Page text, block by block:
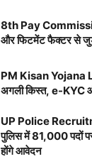
8th Pay
और फिटमेंट फैक्टर से
PM Kisan Yojana
अगली किस्त, e-KYC
UP Police
पुलिस में 81,000 पदों
होंगे आवेदन